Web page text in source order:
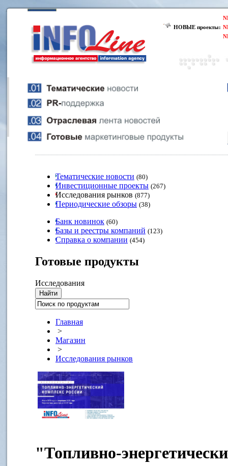
НОВЫЕ проекты:
Тематические новости (80)
Инвестиционные проекты (267)
Исследования рынков (877)
Периодические обзоры (38)
Банк новинок (60)
Базы и реестры компаний (123)
Справка о компании (454)
Готовые продукты
Исследования
Главная
>
Магазин
>
Исследования рынков
"Топливно-